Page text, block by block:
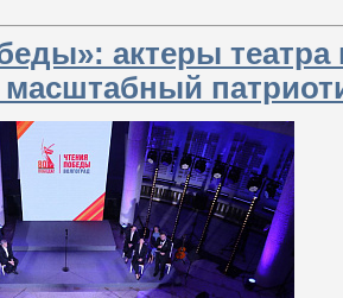
актеры
масштабный